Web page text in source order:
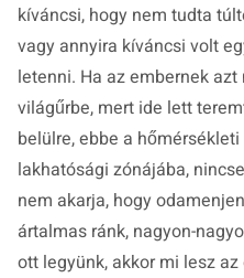
kíváncsi, hogy nem tudta
vagy annyira kíváncsi volt
letenni. Ha az embernek
világűrbe, mert ide lett
belülre, ebbe a
lakhatósági zónájába,
nem akarja, hogy
ártalmas ránk, nagyon-
ott legyünk, akkor mi lesz